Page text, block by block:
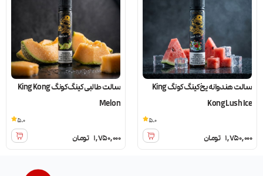
سالت هندوانه یخ کینگ کونگ King
Kong Lush Ice
1,750,000 تومان
5.0
سالت طالبی کینگ کونگ King Kong
Melon
1,750,000 تومان
5.0